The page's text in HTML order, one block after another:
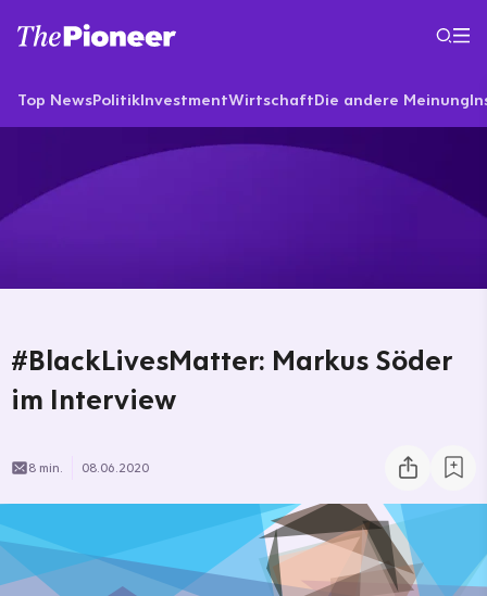
Top NewsPolitikInvestmentWirtschaftDie andere Meinung
#BlackLivesMatter: Markus Söder
im Interview
8 min. 08.06.2020